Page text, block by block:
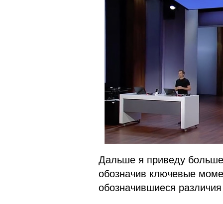
Дальше я приведу
обозначив ключевые
обозначившиеся